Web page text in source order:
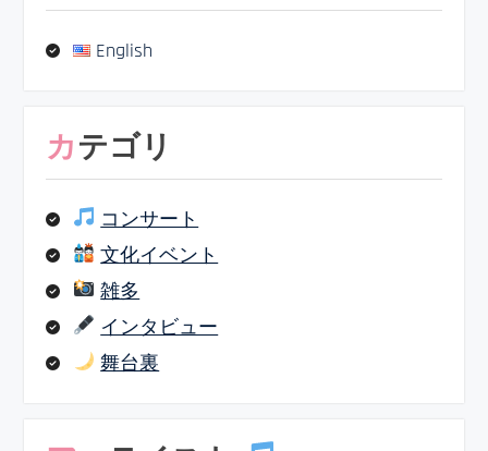
English
カテゴリ
コンサート
文化イベント
雑多
インタビュー
舞台裏